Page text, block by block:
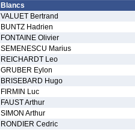
Blancs
VALUET Bertrand
BUNTZ Hadrien
FONTAINE Olivier
SEMENESCU Marius
REICHARDT Leo
GRUBER Eylon
BRISEBARD Hugo
FIRMIN Luc
FAUST Arthur
SIMON Arthur
RONDIER Cedric